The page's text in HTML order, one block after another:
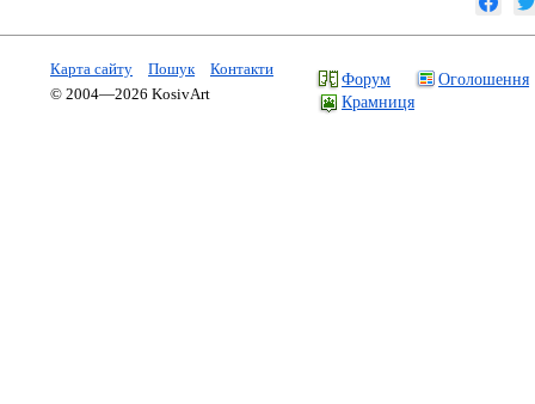
Карта сайту Пошук
Контакти
© 2004—2026 KosivArt
Форум
Оголошення
Крамниця